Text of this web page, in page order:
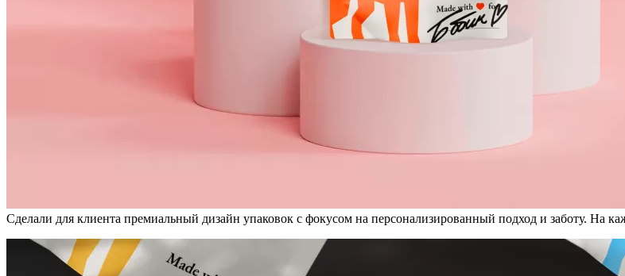
Сделали для клиента премиальный дизайн упаковок с фокусом на персонализированный подход и заботу. На